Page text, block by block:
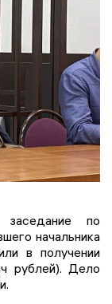
по
начальника
в получении
рублей). Дело